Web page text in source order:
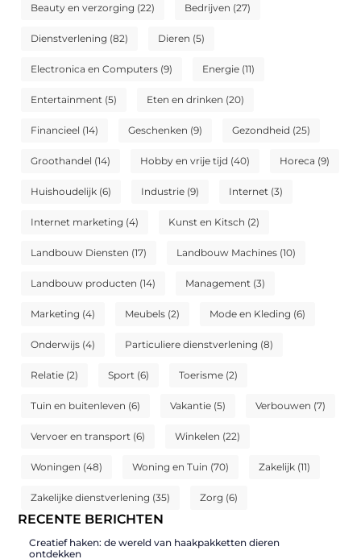
Beauty en verzorging (22) Bedrijven (27)
Dienstverlening (82) Dieren (5)
Electronica en Computers (9) Energie (11)
Entertainment (5) Eten en drinken (20)
Financieel (14) Geschenken (9) Gezondheid (25)
Groothandel (14) Hobby en vrije tijd (40) Horeca (9)
Huishoudelijk (6) Industrie (9) Internet (3)
Internet marketing (4) Kunst en Kitsch (2)
Landbouw Diensten (17) Landbouw Machines (10)
Landbouw producten (14) Management (3)
Marketing (4) Meubels (2) Mode en Kleding (6)
Onderwijs (4) Particuliere dienstverlening (8)
Relatie (2) Sport (6) Toerisme (2)
Tuin en buitenleven (6) Vakantie (5) Verbouwen (7)
Vervoer en transport (6) Winkelen (22)
Woningen (48) Woning en Tuin (70) Zakelijk (11)
Zakelijke dienstverlening (35) Zorg (6)
RECENTE BERICHTEN
Creatief haken: de wereld van haakpakketten dieren
ontdekken